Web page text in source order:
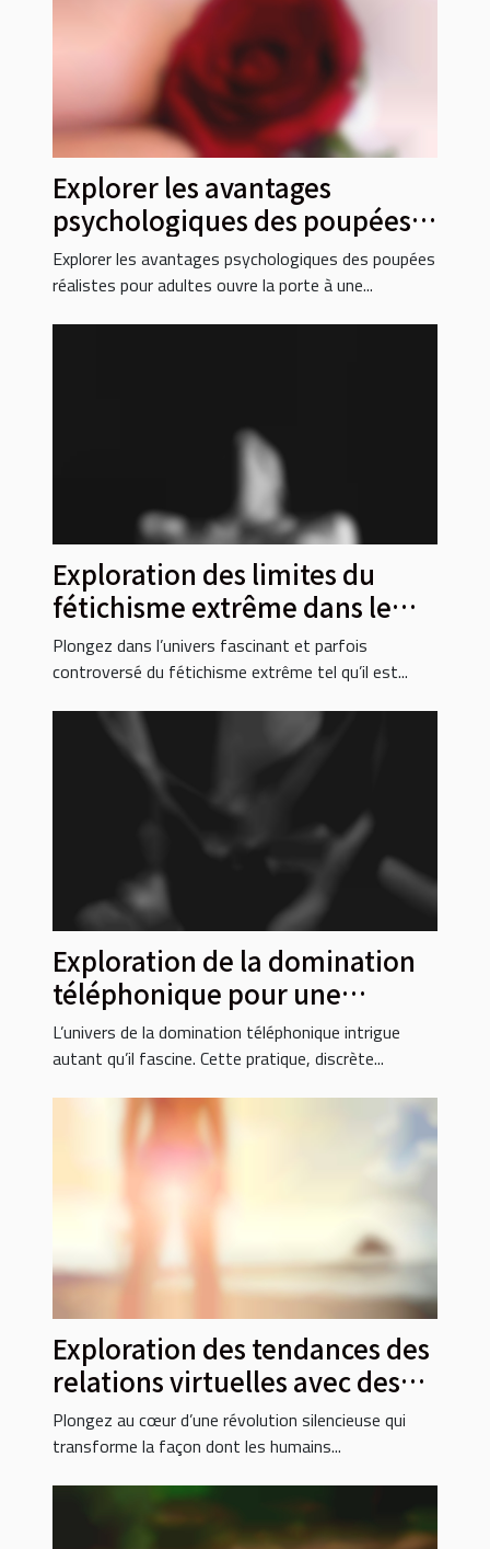
Explorer les avantages
psychologiques des poupées
réalistes pour adultes
Explorer les avantages psychologiques des poupées
réalistes pour adultes ouvre la porte à une...
Exploration des limites du
fétichisme extrême dans le
cinéma pour adultes
Plongez dans l’univers fascinant et parfois
controversé du fétichisme extrême tel qu’il est...
Exploration de la domination
téléphonique pour une
soumission intense
L’univers de la domination téléphonique intrigue
autant qu’il fascine. Cette pratique, discrète...
Exploration des tendances des
relations virtuelles avec des
intelligences artificielles
Plongez au cœur d’une révolution silencieuse qui
transforme la façon dont les humains...